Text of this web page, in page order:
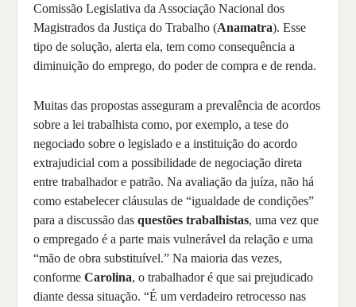
Comissão Legislativa da Associação Nacional dos
Magistrados da Justiça do Trabalho (Anamatra). Esse
tipo de solução, alerta ela, tem como consequência a
diminuição do emprego, do poder de compra e de renda.
Muitas das propostas asseguram a prevalência de acordos
sobre a lei trabalhista como, por exemplo, a tese do
negociado sobre o legislado e a instituição do acordo
extrajudicial com a possibilidade de negociação direta
entre trabalhador e patrão. Na avaliação da juíza, não há
como estabelecer cláusulas de “igualdade de condições”
para a discussão dasquestões trabalhistas, uma vez que
o empregado é a parte mais vulnerável da relação e uma
“mão de obra substituível.” Na maioria das vezes,
conformeCarolina, o trabalhador é que sai prejudicado
diante dessa situação. “É um verdadeiro retrocesso nas